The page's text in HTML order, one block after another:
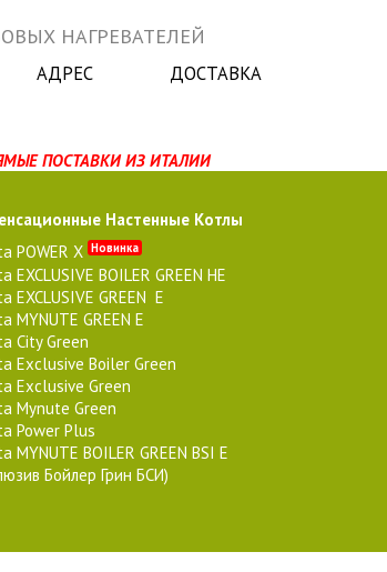
НАГРЕВАТЕЛЕЙ
АДРЕС ДОСТАВКА
ПОСТАВКИ ИЗ ИТАЛИИ
Настенные Котлы
POWER X Новинка
EXCLUSIVE BOILER GREEN HE
EXCLUSIVE GREEN E
MYNUTE GREEN E
City Green
Exclusive Boiler Green
Exclusive Green
Mynute Green
Power Plus
MYNUTE BOILER GREEN BSI E
Бойлер Грин БСИ)